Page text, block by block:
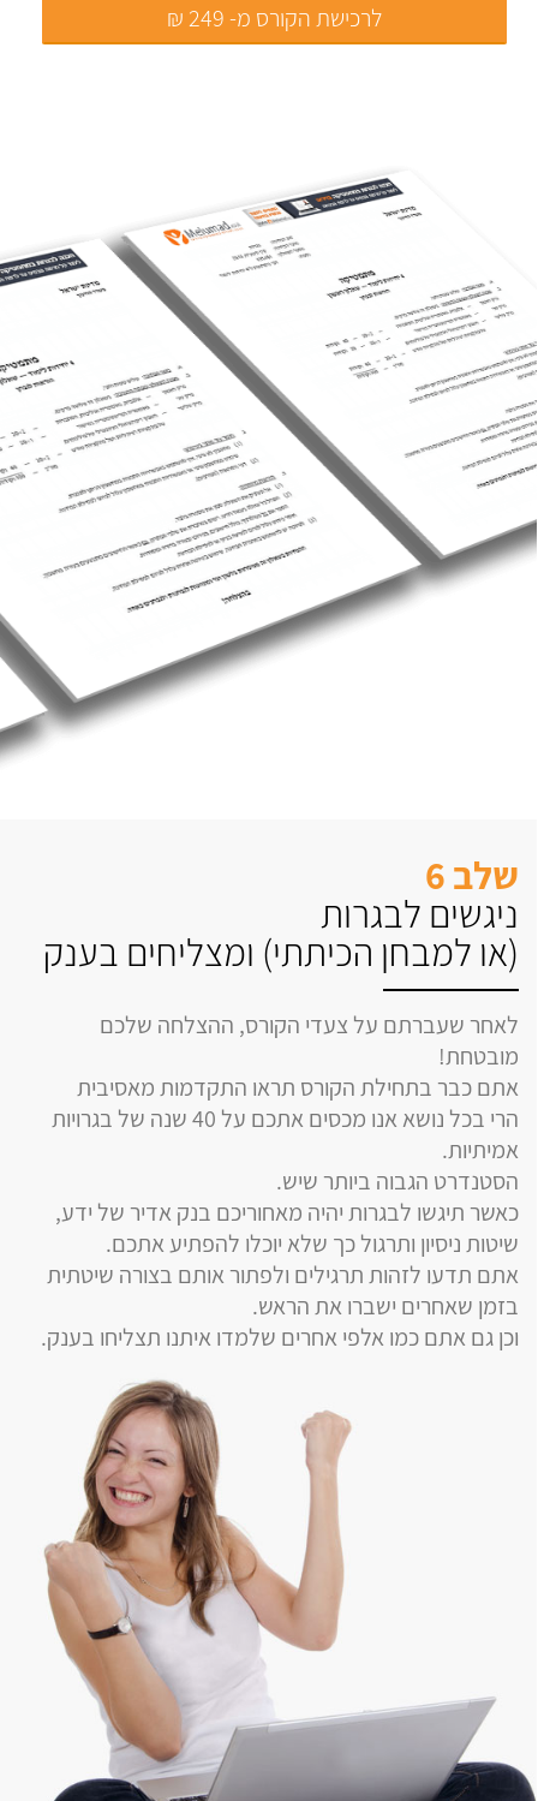
לרכישת הקורס מ- 249 ₪
שלב 6
ניגשים לבגרות
(או למבחן הכיתתי) ומצליחים בענק
לאחר שעברתם על צעדי הקורס, ההצלחה שלכם
מובטחת!
אתם כבר בתחילת הקורס תראו התקדמות מאסיבית
הרי בכל נושא אנו מכסים אתכם על 40 שנה של בגרויות
אמיתיות.
הסטנדרט הגבוה ביותר שיש.
כאשר תיגשו לבגרות יהיה מאחוריכם בנק אדיר של ידע,
שיטות ניסיון ותרגול כך שלא יוכלו להפתיע אתכם.
אתם תדעו לזהות תרגילים ולפתור אותם בצורה שיטתית
בזמן שאחרים ישברו את הראש.
וכן גם אתם כמו אלפי אחרים שלמדו איתנו תצליחו בענק.